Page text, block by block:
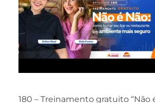
180 – Treinamento gratuito “Não